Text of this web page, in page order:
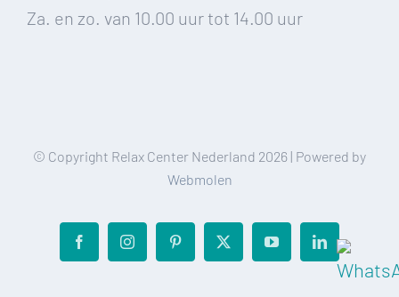
Za. en zo. van 10.00 uur tot 14.00 uur
© Copyright Relax Center Nederland 2026 | Powered by
Webmolen
FacebookInstagramPinterestX YouTubeLinkedIn